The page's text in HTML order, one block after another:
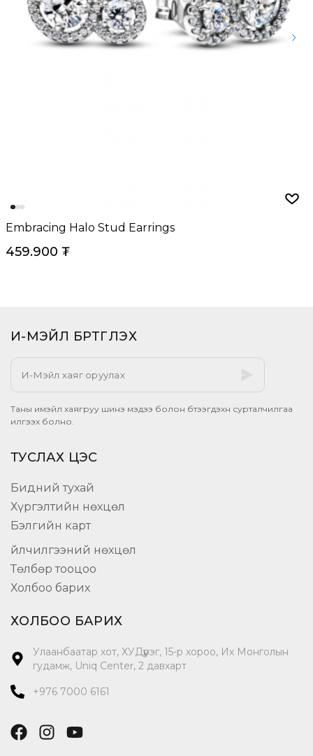
Embracing Halo Stud Earrings
459.900 ₮
И-МЭЙЛ БҮРТГҮҮЛЭХ​
Таны имэйл хаягруу шинэ мэдээ болон бүтээгдэхүүн сурталчилгаа
илгээх болно.
ТУСЛАХ ЦЭС
Бидний тухай
Хүргэлтийн нөхцөл
Бэлгийн карт
Үйлчилгээний нөхцөл
Төлбөр тооцоо
Холбоо барих
ХОЛБОО БАРИХ
Улаанбаатар хот, ХУДүүрэг, 15-р хороо, Их Монголын
гудамж, Uniq Center, 2 давхарт
+976 7000 6161